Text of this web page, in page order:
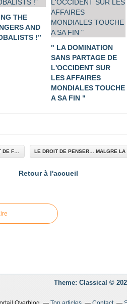
THE
AND
!”
" LA DOMINATION
SANS PARTAGE DE
L'OCCIDENT SUR
LES AFFAIRES
MONDIALES TOUCHE
A SA FIN "
UNE MAIN DE VELOURS DANS UN GANT DE FER
Retour à l'accueil
Theme: Classical ©